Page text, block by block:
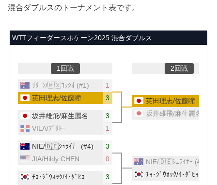
混合ダブルスのトーナメント表です。